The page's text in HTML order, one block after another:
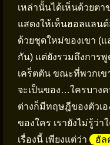
เหล่านั้นได้เห็นด้วยตา
แสดงให้เห็นฮอลแลน
ด้วยชุดใหม่ของเขา (
กัน) แต่ยังรวมถึงการ
เคร็ตตัน ขณะที่พวกเข
จะเป็นของ…ใครบาง
ต่างก็มีทฤษฎีของตัวเ
ของใคร เรายังไม่รู้ว่
เรื่องนี้ เพียงแต่ว่า
ฮัล